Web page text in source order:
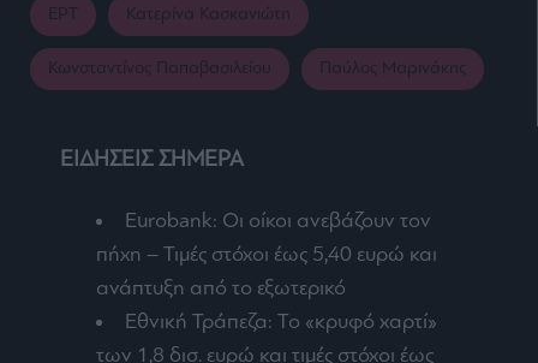
ΕΡΤ Κατερίνα Κασκανιώτη
Κωνσταντίνος Παπαβασιλείου Παύλος Μαρινάκης
ΕΙΔΗΣΕΙΣ ΣΗΜΕΡΑ
Eurobank: Οι οίκοι ανεβάζουν τον
πήχη – Τιμές στόχοι έως 5,40 ευρώ και
ανάπτυξη από το εξωτερικό
Εθνική Τράπεζα: Το «κρυφό χαρτί»
των 1,8 δισ. ευρώ και τιμές στόχοι έως